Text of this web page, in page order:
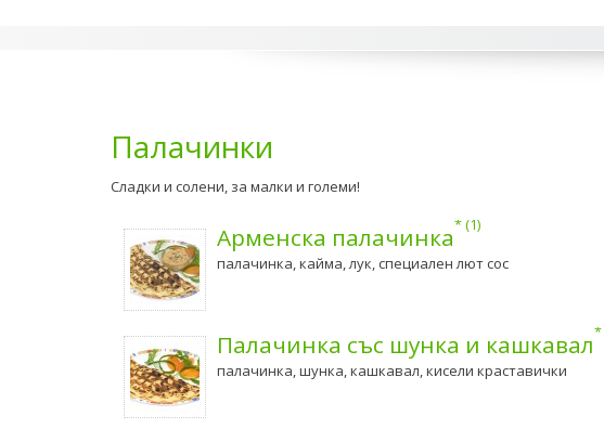
Палачинки
Сладки и солени, за малки и големи!
Арменска палачинка 1
палачинка, кайма, лук, специален лют сос
Палачинка със шунка и кашкавал
палачинка, шунка, кашкавал, кисели краставички